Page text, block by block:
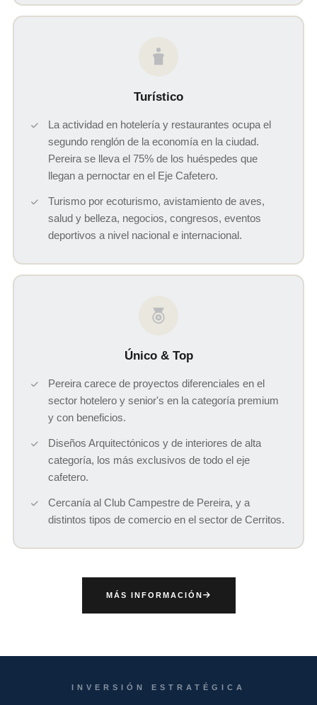
Turístico
La actividad en hotelería y restaurantes ocupa el
segundo renglón de la economía en la ciudad.
Pereira se lleva el 75% de los huéspedes que
llegan a pernoctar en el Eje Cafetero.
Turismo por ecoturismo, avistamiento de aves,
salud y belleza, negocios, congresos, eventos
deportivos a nivel nacional e internacional.
Único & Top
Pereira carece de proyectos diferenciales en el
sector hotelero y senior's en la categoría premium
y con beneficios.
Diseños Arquitectónicos y de interiores de alta
categoría, los más exclusivos de todo el eje
cafetero.
Cercanía al Club Campestre de Pereira, y a
distintos tipos de comercio en el sector de Cerritos.
MÁS INFORMACIÓN
INVERSIÓN ESTRATÉGICA